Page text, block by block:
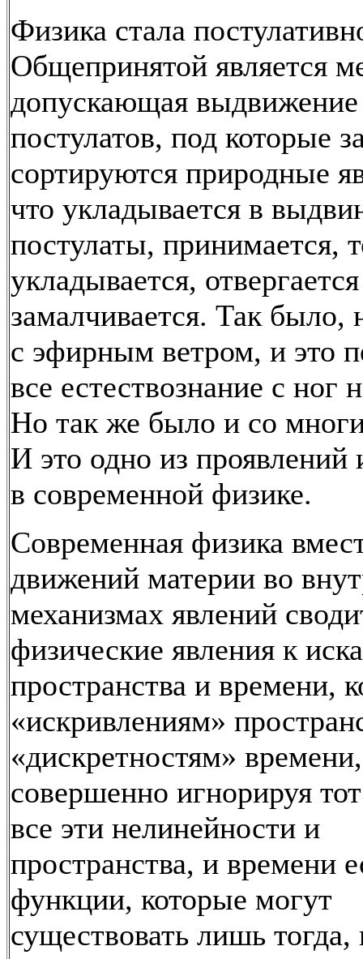
Физика стала
Общепринятой является
допускающая выдвижение
постулатов, под которые
сортируются природные
что укладывается в
постулаты, принимается,
укладывается,
замалчивается. Так было,
с эфирным ветром, и это
все естествознание с ног
Но так же было и со
И это одно из проявлений
в современной физике.
Современная физика
движений материи во
механизмах явлений
физические явления к
пространства и времени,
«искривлениям»
«дискретностям» времени,
совершенно игнорируя
все эти нелинейности и
пространства, и времени
функции, которые могут
существовать лишь тогда,